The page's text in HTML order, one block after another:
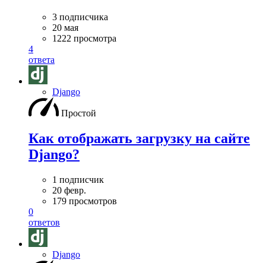
3 подписчика
20 мая
1222 просмотра
4
ответа
Django
Простой
Как отображать загрузку на сайте
Django?
1 подписчик
20 февр.
179 просмотров
0
ответов
Django